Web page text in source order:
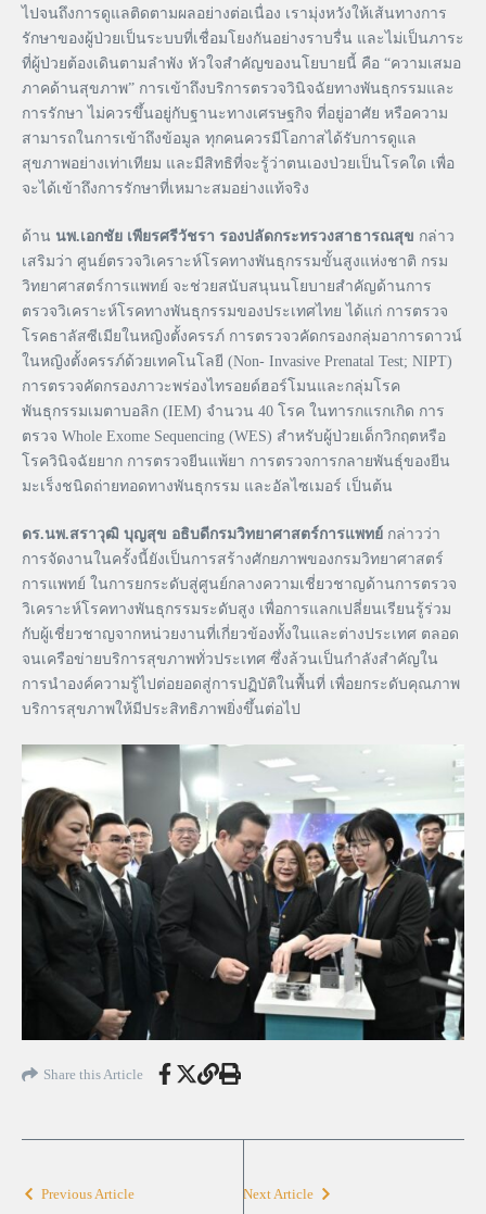
ไปจนถึงการดูแลติดตามผลอย่างต่อเนื่อง เรามุ่งหวังให้เส้นทางการ
รักษาของผู้ป่วยเป็นระบบที่เชื่อมโยงกันอย่างราบรื่น และไม่เป็นภาระ
ที่ผู้ป่วยต้องเดินตามลำพัง หัวใจสำคัญของนโยบายนี้ คือ “ความเสมอ
ภาคด้านสุขภาพ” การเข้าถึงบริการตรวจวินิจฉัยทางพันธุกรรมและ
การรักษา ไม่ควรขึ้นอยู่กับฐานะทางเศรษฐกิจ ที่อยู่อาศัย หรือความ
สามารถในการเข้าถึงข้อมูล ทุกคนควรมีโอกาสได้รับการดูแล
สุขภาพอย่างเท่าเทียม และมีสิทธิที่จะรู้ว่าตนเองป่วยเป็นโรคใด เพื่อ
จะได้เข้าถึงการรักษาที่เหมาะสมอย่างแท้จริง
ด้าน นพ.เอกชัย เพียรศรีวัชรา รองปลัดกระทรวงสาธารณสุข กล่าว
เสริมว่า ศูนย์ตรวจวิเคราะห์โรคทางพันธุกรรมขั้นสูงแห่งชาติ กรม
วิทยาศาสตร์การแพทย์ จะช่วยสนับสนุนนโยบายสำคัญด้านการ
ตรวจวิเคราะห์โรคทางพันธุกรรมของประเทศไทย ได้แก่ การตรวจ
โรคธาลัสซีเมียในหญิงตั้งครรภ์ การตรวจวคัดกรองกลุ่มอาการดาวน์
ในหญิงตั้งครรภ์ด้วยเทคโนโลยี (Non- Invasive Prenatal Test; NIPT)
การตรวจคัดกรองภาวะพร่องไทรอยด์ฮอร์โมนและกลุ่มโรค
พันธุกรรมเมตาบอลิก (IEM) จำนวน 40 โรค ในทารกแรกเกิด การ
ตรวจ Whole Exome Sequencing (WES) สำหรับผู้ป่วยเด็กวิกฤตหรือ
โรควินิจฉัยยาก การตรวจยีนแพ้ยา การตรวจการกลายพันธุ์ของยีน
มะเร็งชนิดถ่ายทอดทางพันธุกรรม และอัลไซเมอร์ เป็นต้น
ดร.นพ.สราวุฒิ บุญสุข อธิบดีกรมวิทยาศาสตร์การแพทย์ กล่าวว่า
การจัดงานในครั้งนี้ยังเป็นการสร้างศักยภาพของกรมวิทยาศาสตร์
การแพทย์ ในการยกระดับสู่ศูนย์กลางความเชี่ยวชาญด้านการตรวจ
วิเคราะห์โรคทางพันธุกรรมระดับสูง เพื่อการแลกเปลี่ยนเรียนรู้ร่วม
กับผู้เชี่ยวชาญจากหน่วยงานที่เกี่ยวข้องทั้งในและต่างประเทศ ตลอด
จนเครือข่ายบริการสุขภาพทั่วประเทศ ซึ่งล้วนเป็นกำลังสำคัญใน
การนำองค์ความรู้ไปต่อยอดสู่การปฏิบัติในพื้นที่ เพื่อยกระดับคุณภาพ
บริการสุขภาพให้มีประสิทธิภาพยิ่งขึ้นต่อไป
Share this Article
Previous Article Next Article